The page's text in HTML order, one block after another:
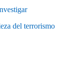
del terrorismo